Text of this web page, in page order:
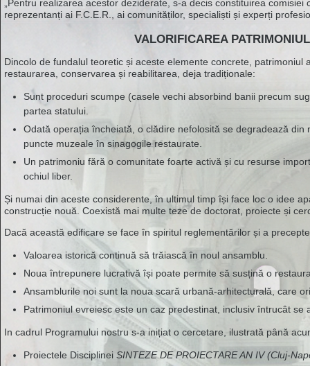
„Pentru realizarea acestor deziderate, s-a decis constituirea
reprezentanți ai F.C.E.R., ai comunităților, specialiști și experți
VALORIFICAREA
Dincolo de fundalul teoretic și aceste elemente concrete,
restaurarea, conservarea și reabilitarea, deja tradiționale:
Sunt proceduri scumpe (casele vechi absorbind banii precum
partea statului.
Odată operația încheiată, o clădire nefolosită se degradează
puncte muzeale în sinagogile restaurate.
Un patrimoniu fără o comunitate foarte activă și cu resurse
ochiul liber.
Și numai din aceste considerente, în ultimul timp își face loc o idee
construcție nouă. Coexistă mai multe teze de doctorat, proiecte și
Dacă această edificare se face în spiritul reglementărilor și a
Valoarea istorică continuă să trăiască în noul ansamblu.
Noua întrepunere lucrativă își poate permite să susțină o
Ansamblurile noi sunt la noua scară urbană-arhitecturală, care
Patrimoniul evreiesc este un caz predestinat, inclusiv întrucât
In cadrul Programului nostru s-a inițiat o cercetare, ilustrată până
Proiectele Disciplinei SINTEZE DE PROIECTARE AN IV (Cluj-